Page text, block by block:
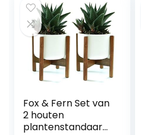
Wrought Iron P
Fox & Fern Set van
2 houten
plantenstandaard